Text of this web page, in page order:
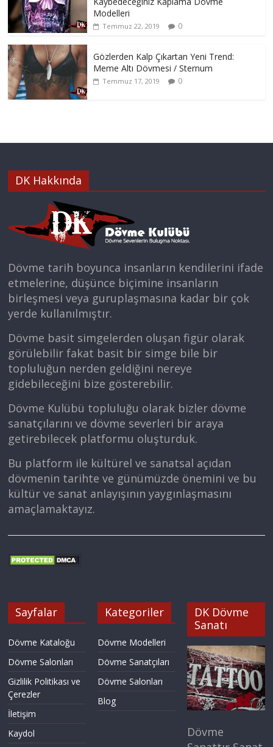
Modelleri
Temmuz 22, 2019 0
Gözlerden Kalp Çıkartan Yeni Trend:
Meme Altı Dövmesi / Sternum
Temmuz 17, 2019 0
DK Hakkında
Dövme tarih boyunca insanların kendilerini ifade
etmelerine, düşünce biçimine insanların
birleşmesi veya guruplaşmasına kadar bir çok
yerde kullanılmıştır.
Dövme basit simgelerden oluşan figür olarak
görülebilir fakat basit bir simge bile bir
topluluğun nerden geldiğini nereye
gidebileceğini bize gösterebilir.
Dövme Kulübü topluluğu olarak bizler dövme
sanatçılarını ve dövme severleri bir araya
getirebilecek platformu oluşturduk.
Bu platform ile kültürel ve sanatsal açıdan
dövmenin tarihte ve günümüzde önemini ve bu
kültür ve sanat anlayışının yaygınlaşmasını
amaçlamaktayız.
Sayfalar
Dövme Kataloğu
Dövme Salonları
Gizlilik Politikası ve
Çerezler
İletişim
Kaydol
Kategoriler
Dövme Modelleri
Dövme Sanatçıları
Dövme Salonları
Blog
DK Dövme
Sanatı
Dövme